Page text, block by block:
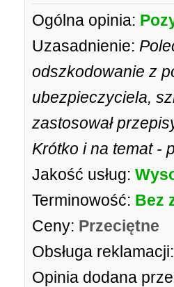
Ogólna opinia:
Uzasadnienie:
odszkodowanie z
ubezpieczyciela,
zastosował
Krótko i na temat -
Jakość usług:
Terminowość: Bez
Ceny: Przeciętne
Obsługa reklamacji:
Opinia dodana